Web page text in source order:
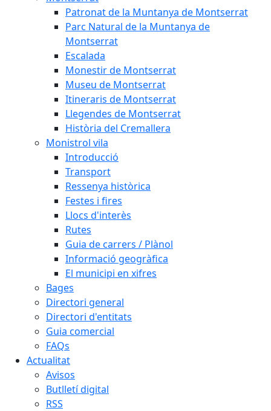
Patronat de la Muntanya de Montserrat
Parc Natural de la Muntanya de
Montserrat
Escalada
Monestir de Montserrat
Museu de Montserrat
Itineraris de Montserrat
Llegendes de Montserrat
Història del Cremallera
Monistrol vila
Introducció
Transport
Ressenya històrica
Festes i fires
Llocs d'interès
Rutes
Guia de carrers / Plànol
Informació geogràfica
El municipi en xifres
Bages
Directori general
Directori d'entitats
Guia comercial
FAQs
Actualitat
Avisos
Butlletí digital
RSS